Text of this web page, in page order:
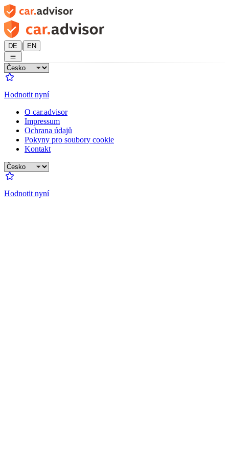
DE | EN
Hodnotit nyní
O car.advisor
Impressum
Ochrana údajů
Pokyny pro soubory cookie
Kontakt
Hodnotit nyní